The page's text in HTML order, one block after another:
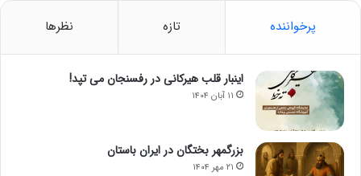
پرخواننده تازه نظرها
اینبار قلب هیرکانی در رفسنجان می تپد!
۱۱ آبان ۱۴۰۴
بزرگمهر بختگان در ایران باستان
۲۱ مهر ۱۴۰۴